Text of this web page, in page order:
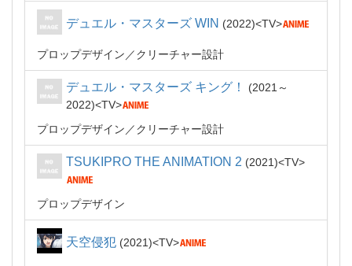
デュエル・マスターズ WIN 2022 TV
プロップデザイン クリーチャー設計
デュエル・マスターズ キング！
2021～
2022
TV
プロップデザイン
クリーチャー設計
TSUKIPRO THE ANIMATION 2 2021 TV
プロップデザイン
天空侵犯 2021 TV